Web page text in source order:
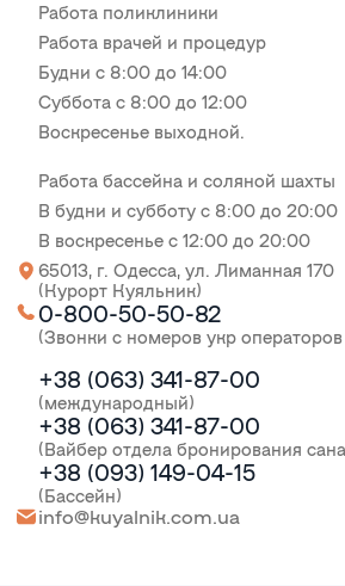
Работа поликлиники
Работа врачей и процедур
Будни с 8:00 до 14:00
Суббота с 8:00 до 12:00
Воскресенье выходной.
Работа бассейна и соляной шахты
В будни и субботу с 8:00 до 20:00
В воскресенье с 12:00 до 20:00
65013, г. Одесса, ул. Лиманная 170
(Курорт Куяльник)
0-800-50-50-82
(Звонки с номеров укр
+38 (063) 341-87-00
(международный)
+38 (063) 341-87-00
(Вайбер отдела бронирования
+38 (093) 149-04-15
(Бассейн)
info@kuyalnik.com.ua